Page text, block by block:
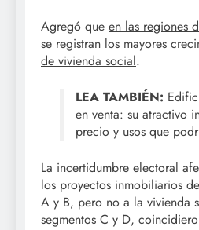
Agregó que en las regiones
se registran los mayores
de vivienda social.
LEA TAMBIÉN:
en venta: su atractivo
precio y usos que
La incertidumbre electoral
los proyectos inmobiliarios
A y B, pero no a la vivienda
segmentos C y D,